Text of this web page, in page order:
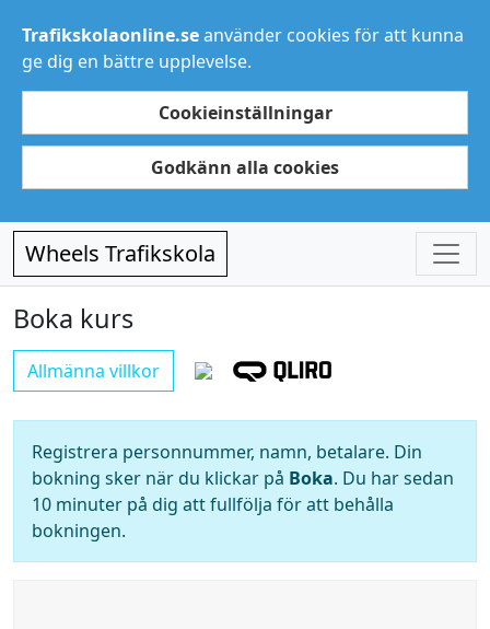
Trafikskolaonline.seanvänder cookies för att kunna
ge dig en bättre upplevelse.
Cookieinställningar
Godkänn alla cookies
Wheels Trafikskola
Boka kurs
Allmänna villkor
Registrera personnummer, namn, betalare. Din
bokning sker när du klickar på Boka. Du har sedan
10 minuter på dig att fullfölja för att behålla
bokningen.